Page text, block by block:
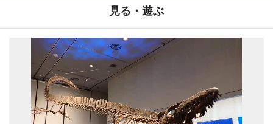
見る・遊ぶ